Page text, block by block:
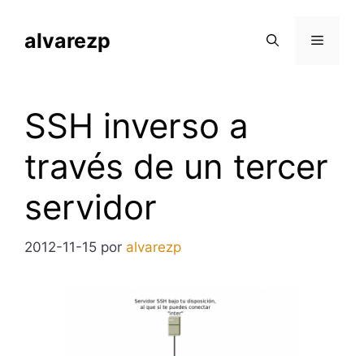
contenido
alvarezp Menú
SSH inverso a
través de un tercer
servidor
2012-11-15 por alvarezp